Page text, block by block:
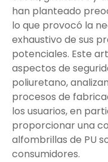
han planteado
lo que provocó la
exhaustivo de sus
potenciales. Este
aspectos de
poliuretano,
procesos de
los usuarios, en
proporcionar una
alfombrillas de PU
consumidores.